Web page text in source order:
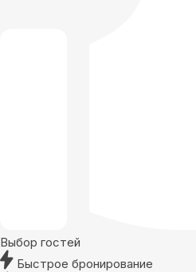
Выбор гостей
Быстрое бронирование